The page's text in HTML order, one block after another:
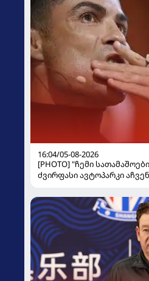
16:04/05-08-2026
[PHOTO] "ჩემი
ძვირფასი ავტოპარკი